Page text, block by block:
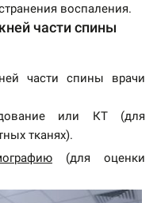
воспаления.
части спины
части спины врачи
или КТ (для
тканях).
(для оценки